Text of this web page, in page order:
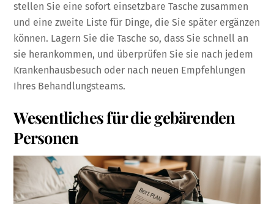
stellen Sie eine sofort einsetzbare Tasche zusammen
und eine zweite Liste für Dinge, die Sie später ergänzen
können. Lagern Sie die Tasche so, dass Sie schnell an
sie herankommen, und überprüfen Sie sie nach jedem
Krankenhausbesuch oder nach neuen Empfehlungen
Ihres Behandlungsteams.
Wesentliches für die gebärenden
Personen